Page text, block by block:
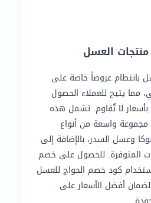
العسل
بانتظام عروضاً خاصة على
مما يتيح للعملاء الحصول
لا تُقاوم. تشمل هذه
واسعة من أنواع
وعسل السدر، بالإضافة إلى
المتوفرة. للحصول على خصم
كود خصم الحواج للعسل
أفضل الأسعار على